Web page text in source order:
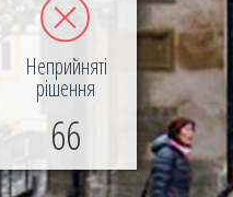
Неприйняті
рішення
66